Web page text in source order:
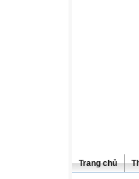
Trang chủ